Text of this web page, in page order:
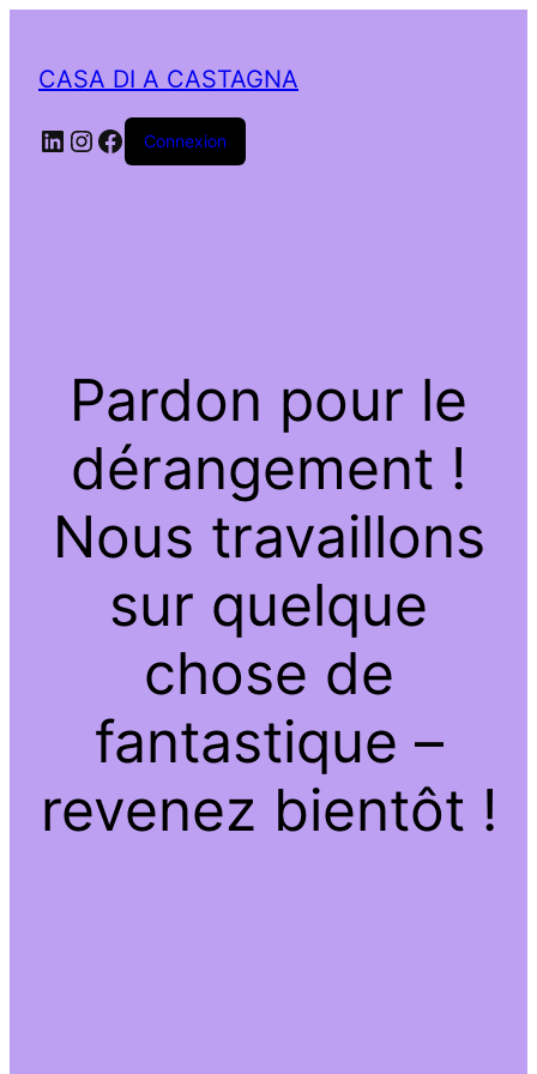
CASA DI A CASTAGNA
LinkedIn
Instagram
Facebook
Connexion
Pardon pour le
dérangement !
Nous travaillons
sur quelque
chose de
fantastique –
revenez bientôt !